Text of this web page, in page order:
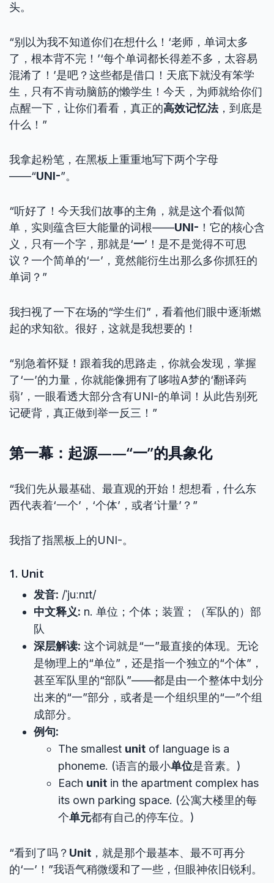
头。
“别以为我不知道你们在想什么！‘老师，单词太多
了，根本背不完！’‘每个单词都长得差不多，太容易
混淆了！’是吧？这些都是借口！天底下就没有笨学
生，只有不肯动脑筋的懒学生！今天，为师就给你们
点醒一下，让你们看看，真正的高效记忆法，到底是
什么！”
我拿起粉笔，在黑板上重重地写下两个字母
——“UNI-”。
“听好了！今天我们故事的主角，就是这个看似简
单，实则蕴含巨大能量的词根——UNI- ！它的核心含
义，只有一个字，那就是‘一’！是不是觉得不可思
议？一个简单的‘一’，竟然能衍生出那么多你抓狂的
单词？”
我扫视了一下在场的“学生们”，看着他们眼中逐渐燃
起的求知欲。很好，这就是我想要的！
“别急着怀疑！跟着我的思路走，你就会发现，掌握
了‘一’的力量，你就能像拥有了哆啦A梦的‘翻译蒟
蒻’，一眼看透大部分含有UNI-的单词！从此告别死
记硬背，真正做到举一反三！”
第一幕：起源——“一”的具象化
“我们先从最基础、最直观的开始！想想看，什么东
西代表着‘一个’，‘个体’，或者‘计量’？”
我指了指黑板上的UNI-。
1. Unit
发音: /ˈjuːnɪt/
中文释义: n. 单位；个体；装置；（军队的）部
队
深层解读: 这个词就是“一”最直接的体现。无论
是物理上的“单位”，还是指一个独立的“个体”，
甚至军队里的“部队”——都是由一个整体中划分
出来的“一”部分，或者是一个组织里的“一”个组
成部分。
例句:
The smallest unit of language is a
phoneme. (语言的最小单位是音素。)
Each unit in the apartment complex has
its own parking space. (公寓大楼里的每
个单元都有自己的停车位。)
“看到了吗？ Unit ，就是那个最基本、最不可再分
的‘一’！”我语气稍微缓和了一些，但眼神依旧锐利。